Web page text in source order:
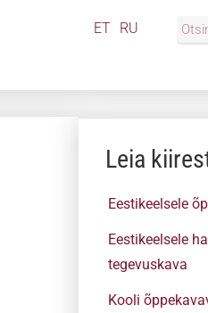
ET RU
Leia
Eestikeelsele
Eestikeelsele
tegevuskava
Kooli